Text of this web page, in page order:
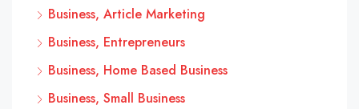
Business, Article Marketing
Business, Entrepreneurs
Business, Home Based Business
Business, Small Business